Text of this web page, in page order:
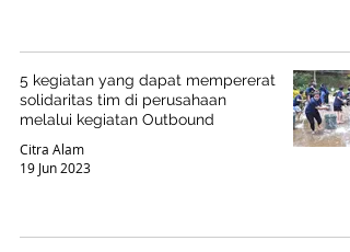
5 kegiatan yang dapat mempererat
solidaritas tim di perusahaan
melalui kegiatan Outbound
Citra Alam
19 Jun 2023